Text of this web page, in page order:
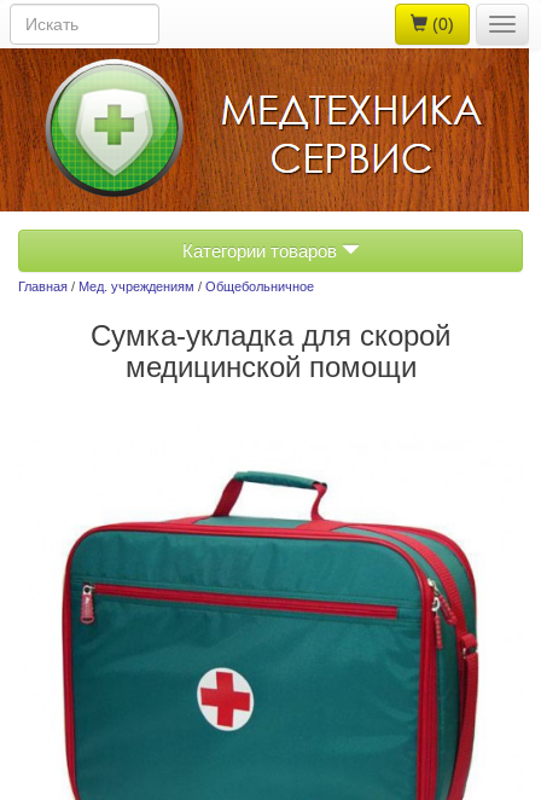
(0)
Категории товаров
Главная / Мед. учреждениям / Общебольничное
Сумка-укладка для скорой
медицинской помощи